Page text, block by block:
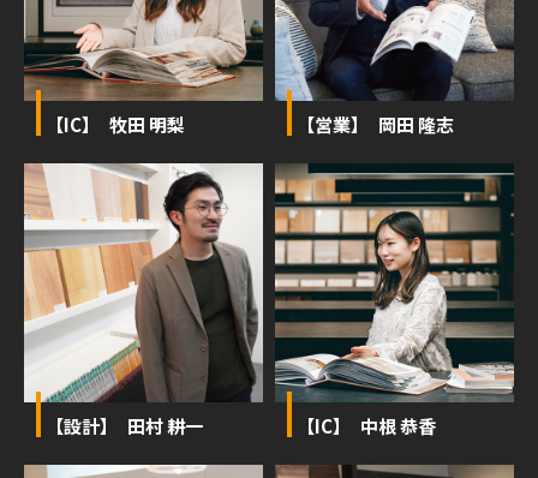
【IC】 牧田 明梨 【営業】 岡田 隆志
【設計】 田村 耕一 【IC】 中根 恭香